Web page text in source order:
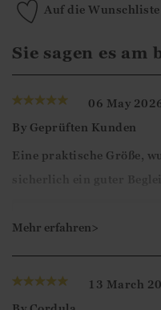
Auf die Wunschliste
Sie sagen es am
06 May
By Geprüften Kunden
Eine praktische Größe,
Mit freundlichen
Mehr erfahren>
13 March